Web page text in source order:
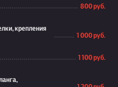
800 руб.
крепления
1 000 руб.
1 100 руб.